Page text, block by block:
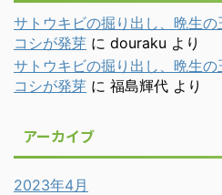
サトウキビの掘り出し、晩生
コシが発芽 に douraku より
サトウキビの掘り出し、晩生
コシが発芽 に 福島輝代 より
アーカイブ
2023年4月